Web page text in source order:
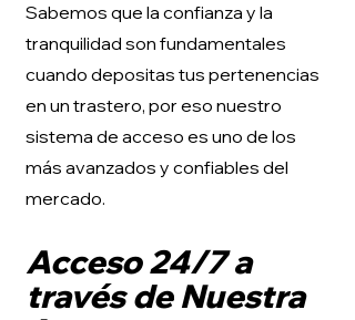
Sabemos que la confianza y la
tranquilidad son fundamentales
cuando depositas tus pertenencias
en un trastero, por eso nuestro
sistema de acceso es uno de los
más avanzados y confiables del
mercado.
Acceso 24/7 a
través de Nuestra